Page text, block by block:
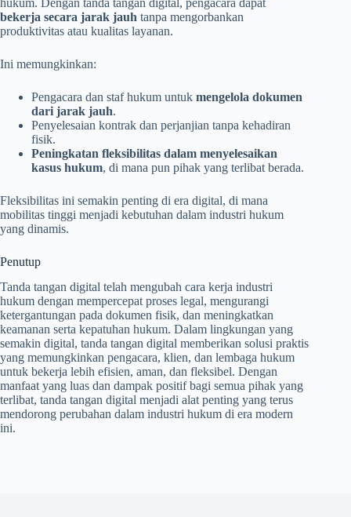
bekerja secara jarak jauh tanpa mengorbankan
produktivitas atau kualitas layanan.
Ini memungkinkan:
Pengacara dan staf hukum untuk mengelola dokumen
dari jarak jauh.
Penyelesaian kontrak dan perjanjian tanpa kehadiran
fisik.
Peningkatan fleksibilitas dalam menyelesaikan
kasus hukum, di mana pun pihak yang terlibat berada.
Fleksibilitas ini semakin penting di era digital, di mana
mobilitas tinggi menjadi kebutuhan dalam industri hukum
yang dinamis.
Penutup
Tanda tangan digital telah mengubah cara kerja industri
hukum dengan mempercepat proses legal, mengurangi
ketergantungan pada dokumen fisik, dan meningkatkan
keamanan serta kepatuhan hukum. Dalam lingkungan yang
semakin digital, tanda tangan digital memberikan solusi praktis
yang memungkinkan pengacara, klien, dan lembaga hukum
untuk bekerja lebih efisien, aman, dan fleksibel. Dengan
manfaat yang luas dan dampak positif bagi semua pihak yang
terlibat, tanda tangan digital menjadi alat penting yang terus
mendorong perubahan dalam industri hukum di era modern
ini.